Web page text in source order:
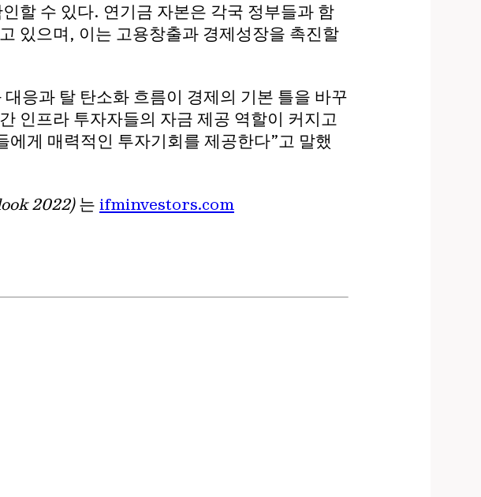
할 수 있다. 연기금 자본은 각국 정부들과 함
있으며, 이는 고용창출과 경제성장을 촉진할
응과 탈 탄소화 흐름이 경제의 기본 틀을 바꾸
인프라 투자자들의 자금 제공 역할이 커지고
게 매력적인 투자기회를 제공한다”고 말했
2022)는 ifminvestors.com